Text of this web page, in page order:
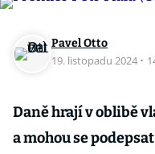
Pavel Otto
19. listopadu 2024 ·
Daně hrají v oblibě
a mohou se